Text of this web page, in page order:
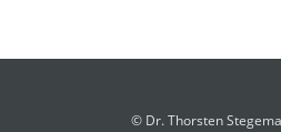
© Dr. Thorsten